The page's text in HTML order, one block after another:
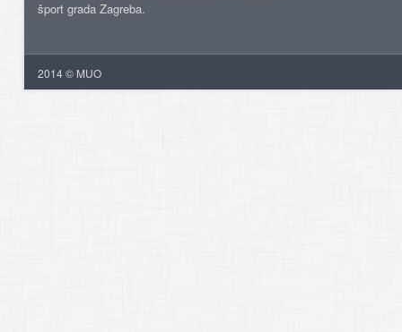
šport grada Zagreba.
2014 © MUO